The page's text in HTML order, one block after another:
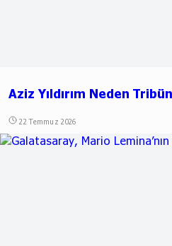
Aziz Yıldırım Neden
22 Temmuz 2026